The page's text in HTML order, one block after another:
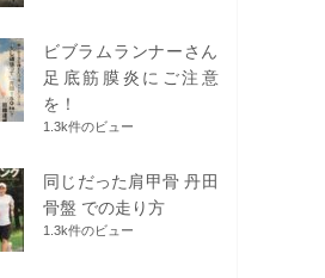
ビブラムランナーさん
足底筋膜炎にご注意
を！
1.3k件のビュー
同じだった肩甲骨 丹田
骨盤 での走り方
1.3k件のビュー